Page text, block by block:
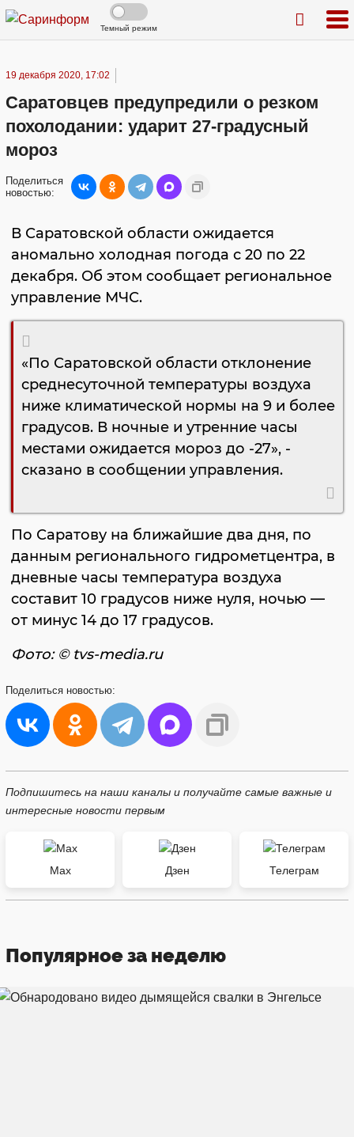
Темный режим
19 декабря 2020, 17:02
Саратовцев предупредили о резком
похолодании: ударит 27-градусный
мороз
Поделиться
новостью:
В Саратовской области ожидается
аномально холодная погода с 20 по 22
декабря. Об этом сообщает региональное
управление МЧС.
«По Саратовской области отклонение
среднесуточной температуры воздуха
ниже климатической нормы на 9 и более
градусов. В ночные и утренние часы
местами ожидается мороз до -27», -
сказано в сообщении управления.
По Саратову на ближайшие два дня, по
данным регионального гидрометцентра, в
дневные часы температура воздуха
составит 10 градусов ниже нуля, ночью —
от минус 14 до 17 градусов.
Фото: © tvs-media.ru
Поделиться новостью:
Подпишитесь на наши каналы и получайте самые важные и
интересные новости первым
Max Дзен Телеграм
Популярное за неделю